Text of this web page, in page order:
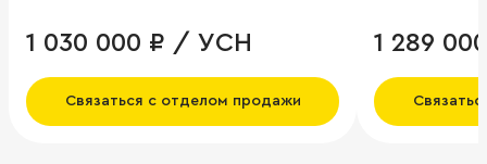
1 030 000 ₽ / УСН
Связаться с отделом продажи
1 289